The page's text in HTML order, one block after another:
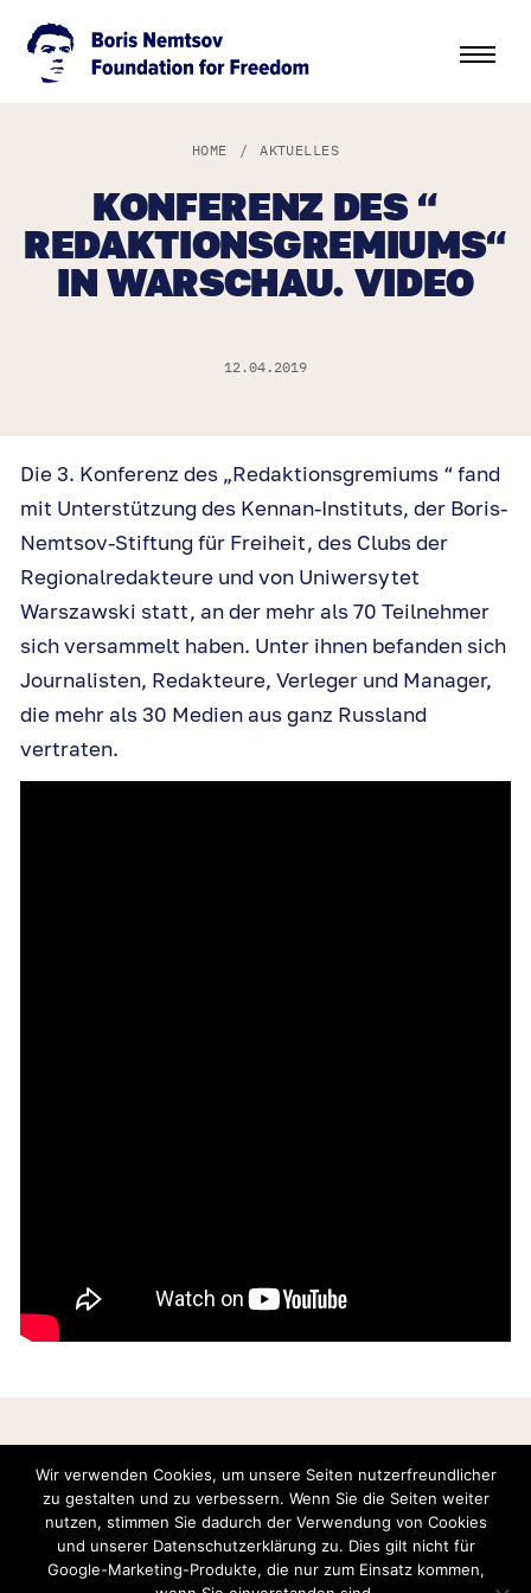
HOME / AKTUELLES
KONFERENZ DES “
REDAKTIONSGREMIUMS“
IN WARSCHAU. VIDEO
12.04.2019
Die 3. Konferenz des „Redaktionsgremiums “ fand
mit Unterstützung des Kennan-Instituts, der Boris-
Nemtsov-Stiftung für Freiheit, des Clubs der
Regionalredakteure und von Uniwersytet
Warszawski statt, an der mehr als 70 Teilnehmer
sich versammelt haben. Unter ihnen befanden sich
Journalisten, Redakteure, Verleger und Manager,
die mehr als 30 Medien aus ganz Russland
vertraten.
Boris Nemtsov Foundation for Freedom gGmbH. Postfach 20 09 37, 53139, Bonn, Germany.
Geschäftsführer: Zhanna Nemtsova, Anna Cherednichenko. Handelsregister: Amtsgericht
Bonn (Bonn Local Court). Registernummer: HRB 21991. Umsatzsteuer-Identifikationsnummer:
Wir verwenden Cookies, um unsere Seiten nutzerfreundlicher
zu gestalten und zu verbessern. Wenn Sie die Seiten weiter
nutzen, stimmen Sie dadurch der Verwendung von Cookies
und unserer Datenschutzerklärung zu. Dies gilt nicht für
Google-Marketing-Produkte, die nur zum Einsatz kommen,